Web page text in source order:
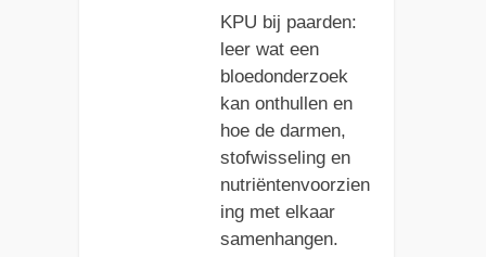
KPU bij paarden:
leer wat een
bloedonderzoek
kan onthullen en
hoe de darmen,
stofwisseling en
nutriëntenvoorzien
ing met elkaar
samenhangen.